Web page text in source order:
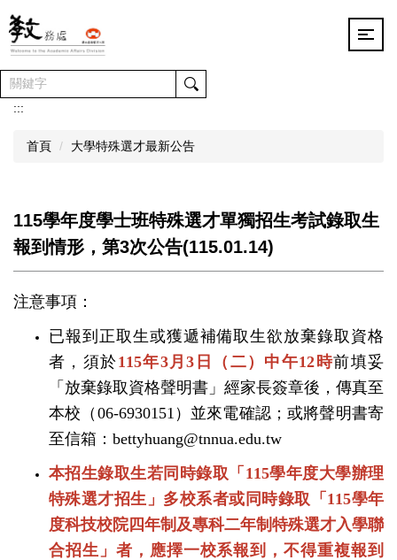
跳
到
主
要
內
容
:::
首頁 大學特殊選才最新公告
115學年度學士班特殊選才單獨招生考試錄取生
報到情形，第3次公告(115.01.14)
注意事項：
已報到正取生或獲遞補備取生欲放棄錄取資格
者，須於115年3月3 日（二）中午12時前填妥
「放棄錄取資格聲明書」經家長簽章後，傳真至
本校（ 06-6930151 ）並來電確認；或將聲明書寄
至信箱： bettyhuang@tnnua.edu.tw
本招生錄取生若同時錄取「 115學年度大學辦理
特殊選才招生」多校系者或同時錄取「 115學年
度科技校院四年制及專科二年制特殊選才入學聯
合招生」者，應擇一校系報到，不得重複報到